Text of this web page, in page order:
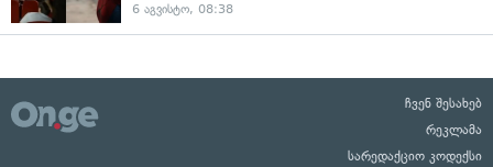
6 აგვისტო, 08:38
ჩვენ შესახებ
რეკლამა
სარედაქციო კოდექსი